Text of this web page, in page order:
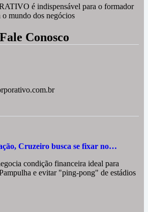
é indispensável para o formador
mundo dos negócios
Fale Conosco
Cruzeiro busca se fixar no…
condição financeira ideal para
e evitar "ping-pong" de estádios